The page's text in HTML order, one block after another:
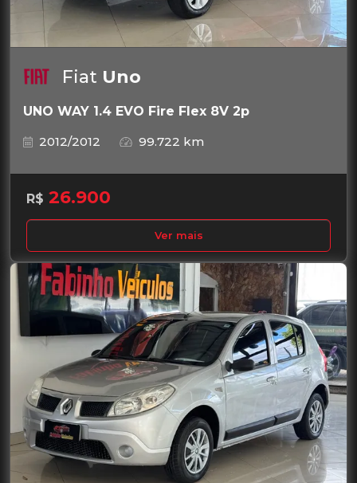
Fiat Uno
UNO WAY 1.4 EVO Fire Flex 8V 2p
2012/2012
99.722 km
R$ 26.900
Ver mais